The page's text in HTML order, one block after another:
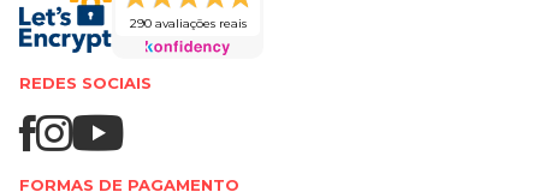
290 avaliações reais
REDES SOCIAIS
FORMAS DE PAGAMENTO